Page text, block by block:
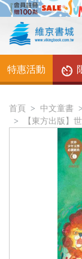
特惠活動
首頁 中文童書
【東方出版】